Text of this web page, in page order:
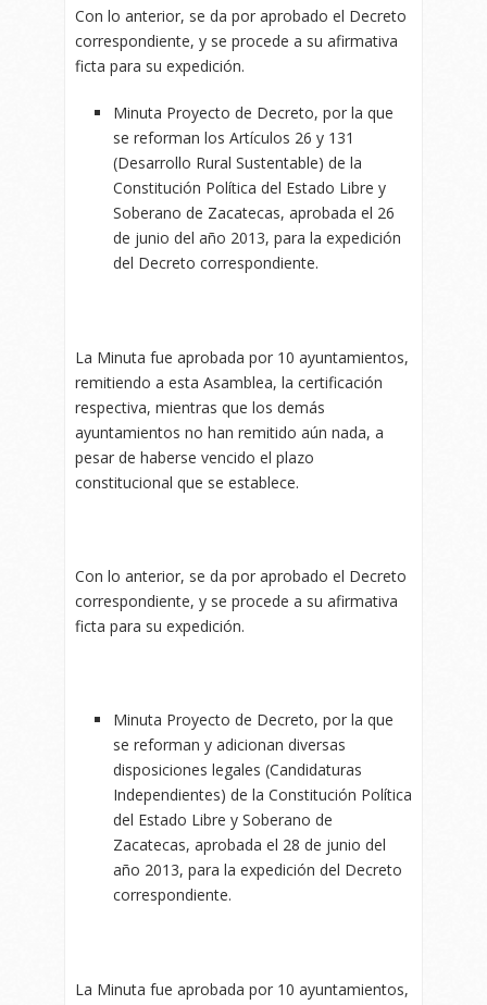
Con lo anterior, se da por aprobado el Decreto
correspondiente, y se procede a su afirmativa
ficta para su expedición.
Minuta Proyecto de Decreto, por la que
se reforman los Artículos 26 y 131
(Desarrollo Rural Sustentable) de la
Constitución Política del Estado Libre y
Soberano de Zacatecas, aprobada el 26
de junio del año 2013, para la expedición
del Decreto correspondiente.
La Minuta fue aprobada por 10 ayuntamientos,
remitiendo a esta Asamblea, la certificación
respectiva, mientras que los demás
ayuntamientos no han remitido aún nada, a
pesar de haberse vencido el plazo
constitucional que se establece.
Con lo anterior, se da por aprobado el Decreto
correspondiente, y se procede a su afirmativa
ficta para su expedición.
Minuta Proyecto de Decreto, por la que
se reforman y adicionan diversas
disposiciones legales (Candidaturas
Independientes) de la Constitución Política
del Estado Libre y Soberano de
Zacatecas, aprobada el 28 de junio del
año 2013, para la expedición del Decreto
correspondiente.
La Minuta fue aprobada por 10 ayuntamientos,